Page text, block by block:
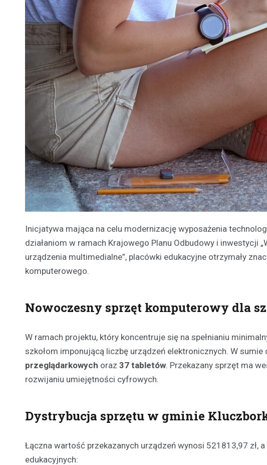
Inicjatywa mająca na celu modernizację wyposażenia
działaniom w ramach Krajowego Planu Odbudowy i inwestycji
urządzenia multimedialne”, placówki edukacyjne otrzymały
komputerowego.
Nowoczesny sprzęt komputerowy dla
W ramach projektu, który koncentruje się na spełnianiu
szkołom imponującą liczbę urządzeń elektronicznych. W sumie
przeglądarkowych oraz 37 tabletów. Przekazany sprzęt ma
rozwijaniu umiejętności cyfrowych.
Dystrybucja sprzętu w gminie
Łączna wartość przekazanych urządzeń wynosi 521813,97 zł,
edukacyjnych: